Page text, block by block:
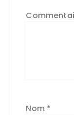
Nom *